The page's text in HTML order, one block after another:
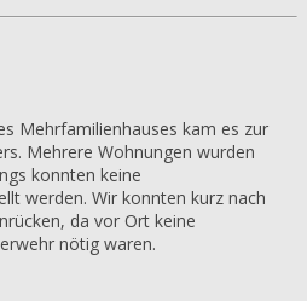
Mehrfamilienhauses kam es zur
Mehrere Wohnungen wurden
konnten keine
werden. Wir konnten kurz nach
da vor Ort keine
nötig waren.